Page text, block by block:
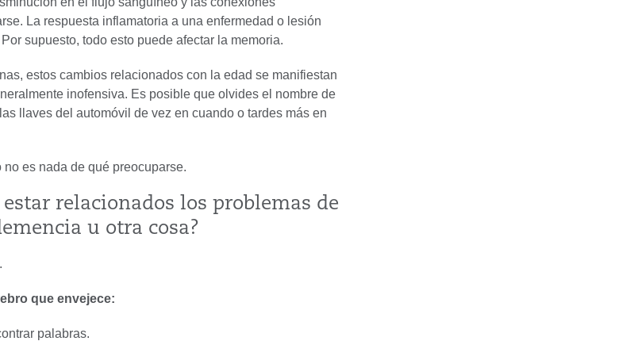
La respuesta inflamatoria a una enfermedad o lesión
supuesto, todo esto puede afectar la memoria.
estos cambios relacionados con la edad se manifiestan
inofensiva. Es posible que olvides el nombre de
llaves del automóvil de vez en cuando o tardes más en
es nada de qué preocuparse.
relacionados los problemas de
u otra cosa?
que envejece:
palabras.